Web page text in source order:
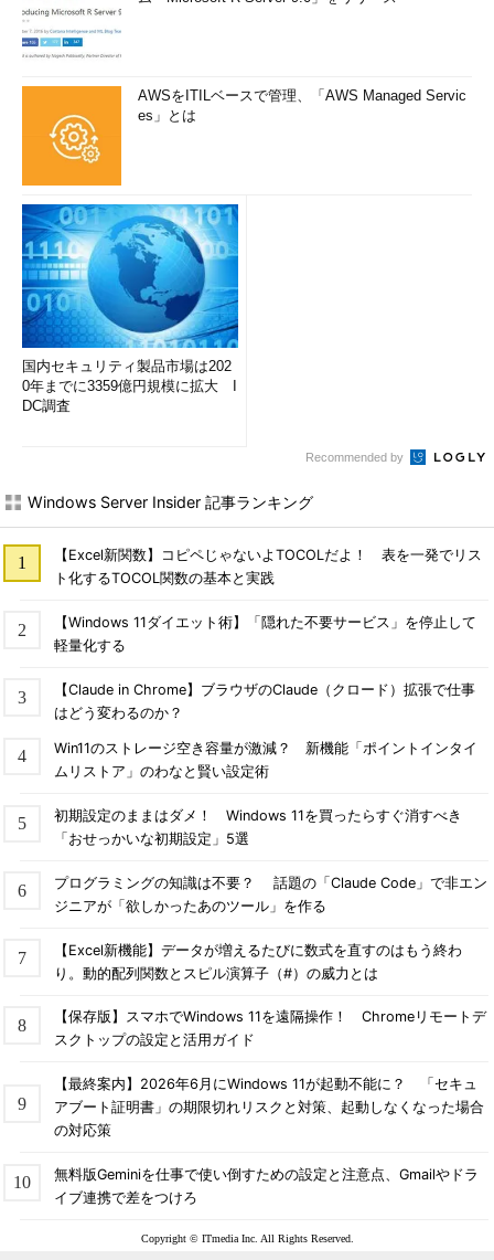
AWSをITILベースで管理、「AWS Managed Servic
es」とは
国内セキュリティ製品市場は202
0年までに3359億円規模に拡大 I
DC調査
Recommended by
Windows Server Insider 記事ランキング
【Excel新関数】コピペじゃないよTOCOLだよ！ 表を一発でリス
ト化するTOCOL関数の基本と実践
【Windows 11ダイエット術】「隠れた不要サービス」を停止して
軽量化する
【Claude in Chrome】ブラウザのClaude（クロード）拡張で仕事
はどう変わるのか？
Win11のストレージ空き容量が激減？ 新機能「ポイントインタイ
ムリストア」のわなと賢い設定術
初期設定のままはダメ！ Windows 11を買ったらすぐ消すべき
「おせっかいな初期設定」5選
プログラミングの知識は不要？ 話題の「Claude Code」で非エン
ジニアが「欲しかったあのツール」を作る
【Excel新機能】データが増えるたびに数式を直すのはもう終わ
り。動的配列関数とスピル演算子（#）の威力とは
【保存版】スマホでWindows 11を遠隔操作！ Chromeリモートデ
スクトップの設定と活用ガイド
【最終案内】2026年6月にWindows 11が起動不能に？ 「セキュ
アブート証明書」の期限切れリスクと対策、起動しなくなった場合
の対応策
無料版Geminiを仕事で使い倒すための設定と注意点、Gmailやドラ
イブ連携で差をつけろ
Copyright © ITmedia Inc. All Rights Reserved.